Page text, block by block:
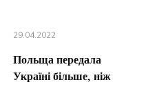
29.04.2022
Польща передала
Україні більше, ніж